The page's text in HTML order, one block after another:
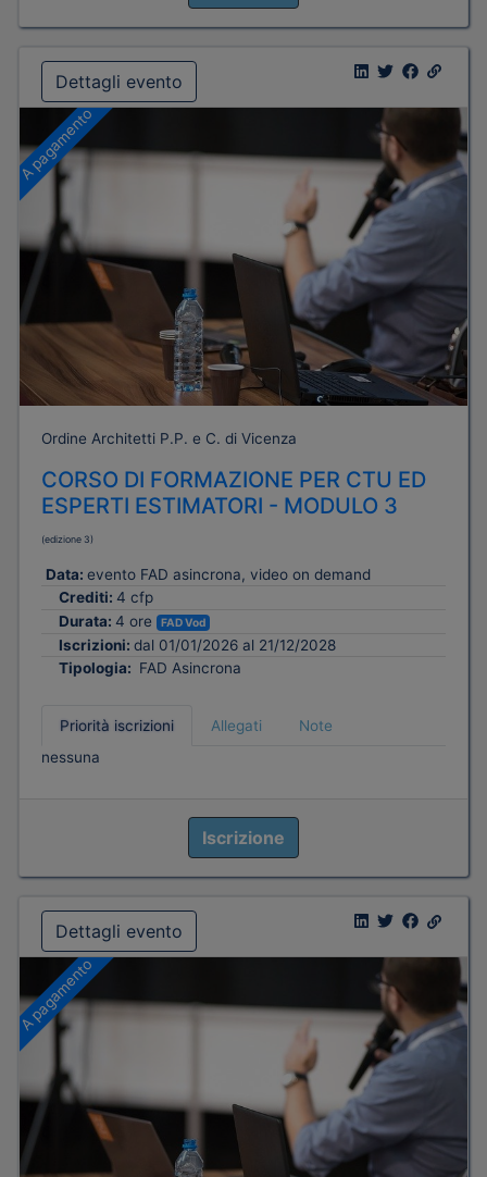
Dettagli evento
A pagamento
Ordine Architetti P.P. e C. di Vicenza
CORSO DI FORMAZIONE PER CTU ED
ESPERTI ESTIMATORI - MODULO 3
(edizione 3)
Data: evento FAD asincrona, video on demand
Crediti: 4 cfp
Durata: 4 ore FAD Vod
Iscrizioni: dal 01/01/2026 al 21/12/2028
Tipologia: FAD Asincrona
Priorità iscrizioni Allegati
Note
nessuna
Iscrizione
Dettagli evento
A pagamento